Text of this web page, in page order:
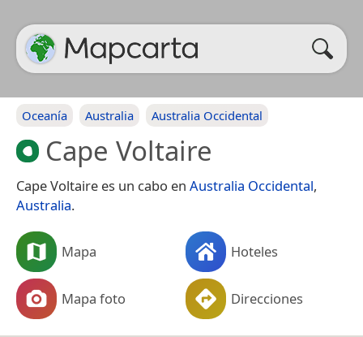
Oceanía Australia Australia Occidental
Cape Voltaire
Cape Voltaire es un cabo en Australia Occidental,
Australia.
Mapa Hoteles
Mapa foto Direcciones